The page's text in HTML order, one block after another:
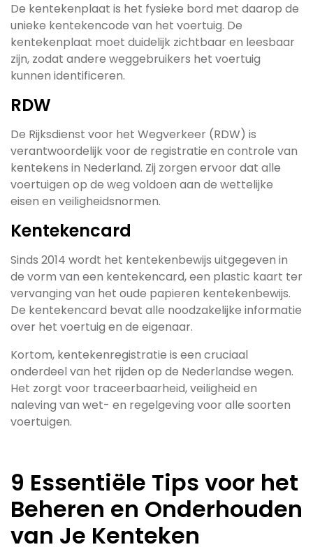
De kentekenplaat is het fysieke bord met daarop de
unieke kentekencode van het voertuig. De
kentekenplaat moet duidelijk zichtbaar en leesbaar
zijn, zodat andere weggebruikers het voertuig
kunnen identificeren.
RDW
De Rijksdienst voor het Wegverkeer (RDW) is
verantwoordelijk voor de registratie en controle van
kentekens in Nederland. Zij zorgen ervoor dat alle
voertuigen op de weg voldoen aan de wettelijke
eisen en veiligheidsnormen.
Kentekencard
Sinds 2014 wordt het kentekenbewijs uitgegeven in
de vorm van een kentekencard, een plastic kaart ter
vervanging van het oude papieren kentekenbewijs.
De kentekencard bevat alle noodzakelijke informatie
over het voertuig en de eigenaar.
Kortom, kentekenregistratie is een cruciaal
onderdeel van het rijden op de Nederlandse wegen.
Het zorgt voor traceerbaarheid, veiligheid en
naleving van wet- en regelgeving voor alle soorten
voertuigen.
9 Essentiële Tips voor het
Beheren en Onderhouden
van Je Kenteken